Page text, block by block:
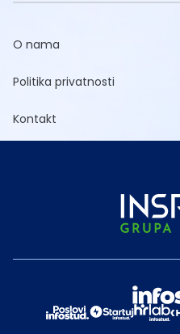
O nama
Politika privatnosti
Kontakt